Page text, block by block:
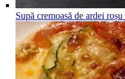
Supă cremoasă de ardei roșu